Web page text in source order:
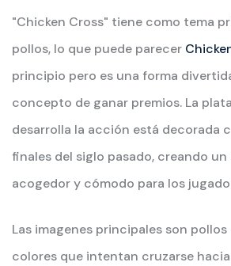
"Chicken Cross" tiene como tema
pollos, lo que puede parecer
principio pero es una forma
concepto de ganar premios. La
desarrolla la acción está decorada
finales del siglo pasado, creando
acogedor y cómodo para los
Las imagenes principales son
colores que intentan cruzarse